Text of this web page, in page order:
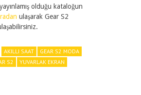
olduğu kataloğun
ulaşarak Gear S2
AKILLI SAAT
GEAR S2 MODA
S2
YUVARLAK EKRAN